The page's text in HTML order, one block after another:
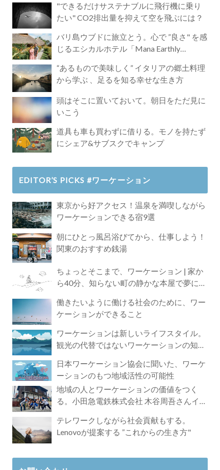
"できるだけサステナブルに飛行機に乗り
たい" CO2排出量を抑えて空を飛ぶには？
バリ島ウブドに旅立とう。心で ”良さ" を感
じるエシカルホテル「Mana Earthly
“あるもので美味しく” イタリアの郷土料理
から学ぶ 、足るを知る幸せな生き方
頭はそこに置いておいて。朝日をただ見に
いこう
道具も車も買わずに借りる。モノを持たず
にシェア&サブスクでキャンプ
EDITOR’S PICKS #ワーケーション
東京から好アクセス！温泉を満喫しながら
ワーケーションできる宿9選
朝にひとっ風呂浴びてから、仕事しよう！
関東のおすすめ銭湯
ちょっとそこまで、ワーケーション | 家か
ら40分、知らない町の静かな本屋で夢に近
働きたいように働ける社会のために、ワー
ケーションができること
ワーケーションは新しいライフスタイル。
観光の代替ではないワーケーションの知ら
日本ワーケーション協会に聞いた、ワーケ
ーションのもつ地域活性の可能性
地域の人とワーケーションの価値をつく
る。小田急電鉄株式会社 木谷周吾さんイン
テレワークしながら社会貢献もする。
Lenovoが提案する ”これからの生き方"